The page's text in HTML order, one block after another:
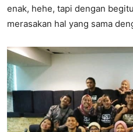
enak, hehe, tapi dengan
merasakan hal yang sama